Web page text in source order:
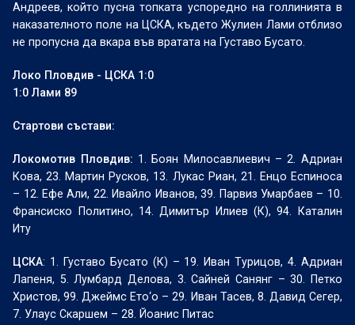
Андреев, който пусна топката успоредно на голлинията в
наказателното поле на ЦСКА, където Жулиен Лами отблизо
не пропусна да вкара във вратата на Густаво Бусато.
Локо Пловдив - ЦСКА 1:0
1:0 Лами 89
Стартови състави:
Локомотив Пловдив: 1. Боян Милосавлиевич – 2. Адриан
Кова, 23. Мартин Русков, 13. Лукас Риан, 21. Енцо Еспиноса
– 12. Ефе Али, 22. Ивайло Иванов, 39. Парвиз Умарбаев – 10.
Франсиско Политино, 14. Димитър Илиев (К), 94. Каталин
Иту
ЦСКА: 1. Густаво Бусато (К) – 19. Иван Турицов, 4. Адриан
Лапеня, 5. Лумбард Делова, 3. Сайней Санянг – 30. Петко
Христов, 99. Джеймс Ето‘о – 29. Иван Тасев, 8. Давид Сегер,
7. Улаус Скаршем – 28. Йоанис Питас